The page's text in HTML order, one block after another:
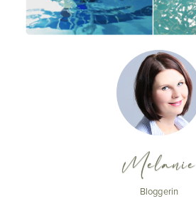
Melanie
Bloggerin